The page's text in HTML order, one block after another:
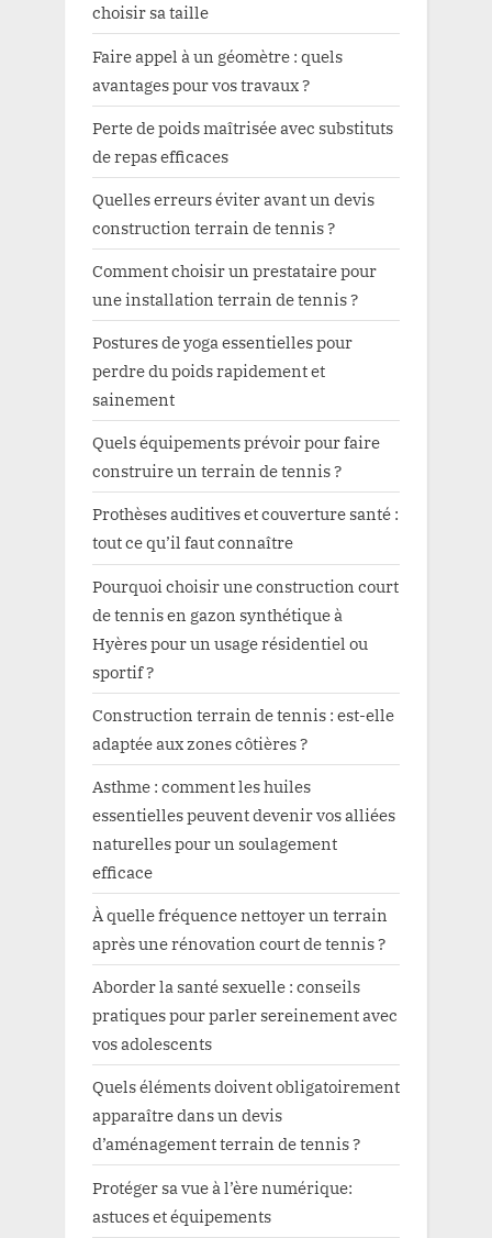
choisir sa taille
Faire appel à un géomètre : quels
avantages pour vos travaux ?
Perte de poids maîtrisée avec substituts
de repas efficaces
Quelles erreurs éviter avant un devis
construction terrain de tennis ?
Comment choisir un prestataire pour
une installation terrain de tennis ?
Postures de yoga essentielles pour
perdre du poids rapidement et
sainement
Quels équipements prévoir pour faire
construire un terrain de tennis ?
Prothèses auditives et couverture santé :
tout ce qu’il faut connaître
Pourquoi choisir une construction court
de tennis en gazon synthétique à
Hyères pour un usage résidentiel ou
sportif ?
Construction terrain de tennis : est-elle
adaptée aux zones côtières ?
Asthme : comment les huiles
essentielles peuvent devenir vos alliées
naturelles pour un soulagement
efficace
À quelle fréquence nettoyer un terrain
après une rénovation court de tennis ?
Aborder la santé sexuelle : conseils
pratiques pour parler sereinement avec
vos adolescents
Quels éléments doivent obligatoirement
apparaître dans un devis
d’aménagement terrain de tennis ?
Protéger sa vue à l’ère numérique:
astuces et équipements